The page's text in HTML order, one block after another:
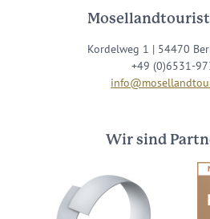
Kordelweg 1 | 54470
+49 (0)6531-
Wir sind